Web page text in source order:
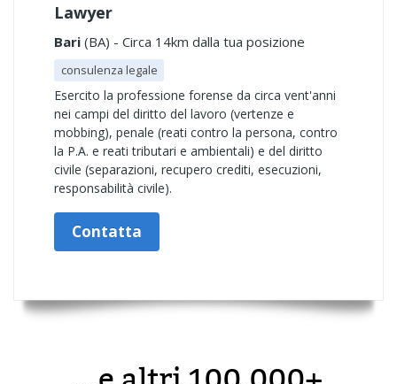
Lawyer
Bari (BA) - Circa 14km dalla tua posizione
consulenza legale
Esercito la professione forense da circa vent'anni
nei campi del diritto del lavoro (vertenze e
mobbing), penale (reati contro la persona, contro
la P.A. e reati tributari e ambientali) e del diritto
civile (separazioni, recupero crediti, esecuzioni,
responsabilità civile).
Contatta